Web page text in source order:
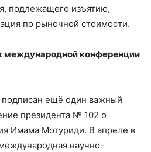
подлежащего изъятию,
по рыночной стоимости.
международной конференции
подписан ещё один важный
президента № 102 о
Имама Мотуриди. В апреле в
научно-